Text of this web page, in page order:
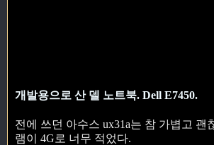
개발용으로 산 델 노트북. Dell E7450.
전에 쓰던 아수스 ux31a는 참 가볍고 괜
램이 4G로 너무 적었다.